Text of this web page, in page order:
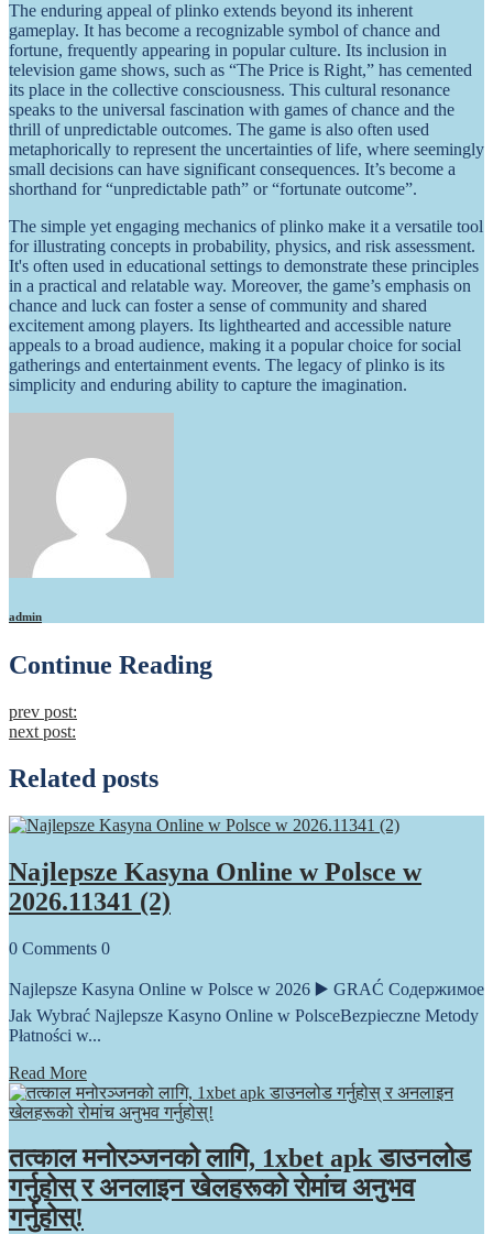
The enduring appeal of plinko extends beyond its inherent
gameplay. It has become a recognizable symbol of chance and
fortune, frequently appearing in popular culture. Its inclusion in
television game shows, such as “The Price is Right,” has cemented
its place in the collective consciousness. This cultural resonance
speaks to the universal fascination with games of chance and the
thrill of unpredictable outcomes. The game is also often used
metaphorically to represent the uncertainties of life, where seemingly
small decisions can have significant consequences. It’s become a
shorthand for “unpredictable path” or “fortunate outcome”.
The simple yet engaging mechanics of plinko make it a versatile tool
for illustrating concepts in probability, physics, and risk assessment.
It's often used in educational settings to demonstrate these principles
in a practical and relatable way. Moreover, the game’s emphasis on
chance and luck can foster a sense of community and shared
excitement among players. Its lighthearted and accessible nature
appeals to a broad audience, making it a popular choice for social
gatherings and entertainment events. The legacy of plinko is its
simplicity and enduring ability to capture the imagination.
admin
Continue Reading
prev post:
next post:
Related posts
Najlepsze Kasyna Online w Polsce w
2026.11341 (2)
0 Comments 0
Najlepsze Kasyna Online w Polsce w 2026 ▶️ GRAĆ Содержимое
Jak Wybrać Najlepsze Kasyno Online w PolsceBezpieczne Metody
Płatności w...
Read More
तत्काल मनोरञ्जनको लागि, 1xbet apk डाउनलोड
गर्नुहोस् र अनलाइन खेलहरूको रोमांच अनुभव
गर्नुहोस्!